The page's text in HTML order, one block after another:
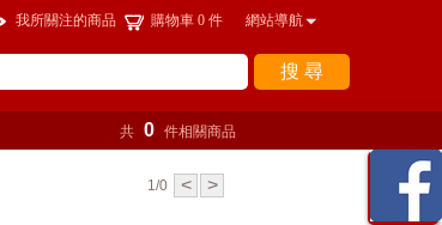
瀏覽
紀錄
我所關注的商品 購物車 0 件 網站導航
搜 尋
共 0 件相關商品
1/0 < >